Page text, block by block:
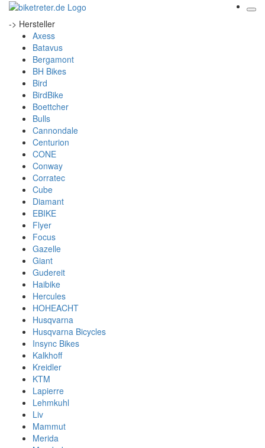
-> Hersteller
Axess
Batavus
Bergamont
BH Bikes
Bird
BirdBike
Boettcher
Bulls
Cannondale
Centurion
CONE
Conway
Corratec
Cube
Diamant
EBIKE
Flyer
Focus
Gazelle
Giant
Gudereit
Haibike
Hercules
HOHEACHT
Husqvarna
Husqvarna Bicycles
Insync Bikes
Kalkhoff
Kreidler
KTM
Lapierre
Lehmkuhl
Liv
Mammut
Merida